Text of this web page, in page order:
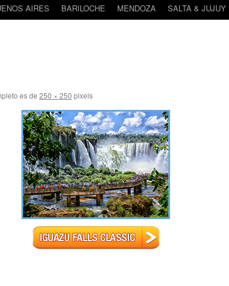
AIRES BARILOCHE MENDOZA SALTA & JUJUY
es de 250 × 250 pixels